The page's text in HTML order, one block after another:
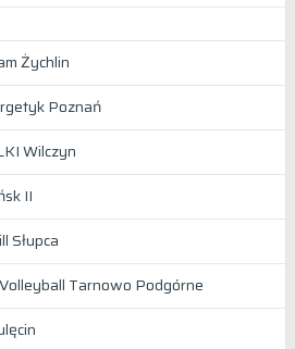
Żychlin
Poznań
Wilczyn
II
Słupca
Tarnowo Podgórne